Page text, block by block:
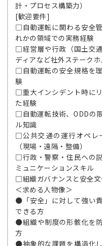
計・プロセス構築力）
[歓迎要件]
□自動運転に関わる安全
れかの領域での実務経験
□経営層や行政（国土交
ディアなど社外ステーク
□自動運転の安全規格を
験
□重大インシデント時に
た経験
□自動運転技術、ODDの
ル知識
□公共交通の運行オペレ
（現場・遠隔・整備）
□行政・警察・住民への
ミュニケーションスキル
□組織ガバナンスと安全
＜求める人物像＞
●「安全」に対して強い
できる方
●組織や制度の形骸化を
方
●抽象的な課題を構造化